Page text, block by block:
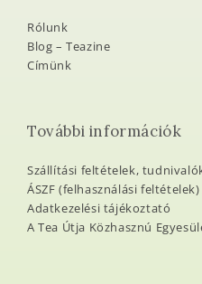
Rólunk
Blog – Teazine
Címünk
További információk
Szállítási feltételek,
ÁSZF (felhasználási feltételek)
Adatkezelési tájékoztató
A Tea Útja Közhasznú